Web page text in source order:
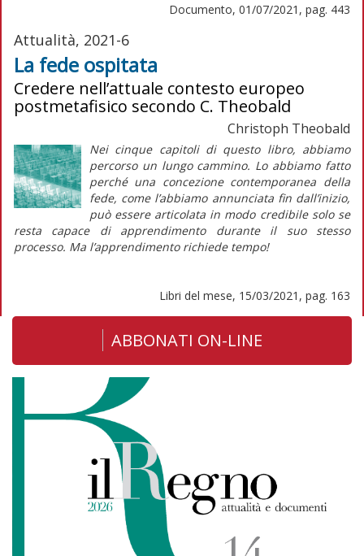
Documento, 01/07/2021, pag. 443
Attualità, 2021-6
La fede ospitata
Credere nell’attuale contesto europeo
postmetafisico secondo C. Theobald
Christoph Theobald
Nei cinque capitoli di questo libro, abbiamo
percorso un lungo cammino. Lo abbiamo fatto
perché una concezione contemporanea della
fede, come l’abbiamo annunciata fin dall’inizio,
può essere articolata in modo credibile solo se
resta capace di apprendimento durante il suo stesso
processo. Ma l’apprendimento richiede tempo!
Libri del mese, 15/03/2021, pag. 163
ABBONATI ON-LINE